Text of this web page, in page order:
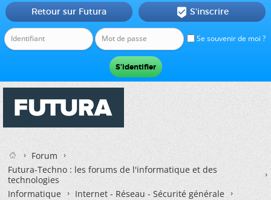
Se souvenir de moi ?
Retour sur Futura  S'inscrire
Forum
Futura-Techno : les forums de l'informatique et des
technologies
Informatique
Internet - Réseau - Sécurité générale